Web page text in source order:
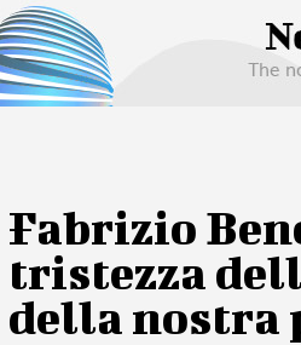
Fabrizio
tristezza
della nostra